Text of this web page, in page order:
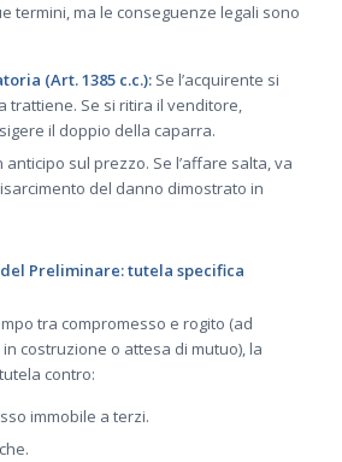
termini, ma le conseguenze legali sono
(Art. 1385 c.c.):Se l’acquirente si
trattiene. Se si ritira il venditore,
il doppio della caparra.
anticipo sul prezzo. Se l’affare salta, va
del danno dimostrato in
Preliminare: tutela specifica
tra compromesso e rogito (ad
costruzione o attesa di mutuo), la
contro:
immobile a terzi.